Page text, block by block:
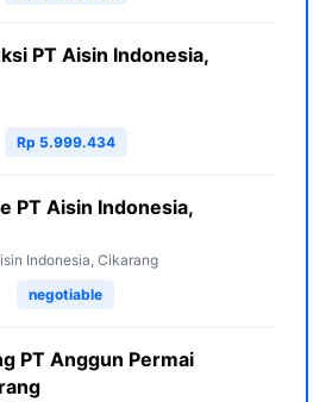
PT Aisin Indonesia,
Rp 5.999.434
PT Aisin Indonesia,
Indonesia, Cikarang
negotiable
PT Anggun Permai